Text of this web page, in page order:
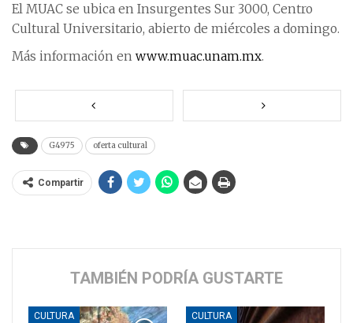
El MUAC se ubica en Insurgentes Sur 3000, Centro
Cultural Universitario, abierto de miércoles a domingo.
Más información en www.muac.unam.mx.
G4975 oferta cultural
Compartir
TAMBIÉN PODRÍA GUSTARTE
CULTURA CULTURA